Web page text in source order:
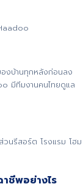
งบ้านทุกหลังก่อนลง
มีทีมงานคนไทยดูแล
นรีสอร์ต โรงแรม โฮม
ชีพอย่างไร